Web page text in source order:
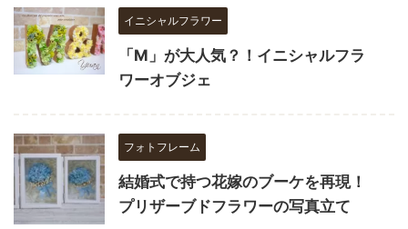
イニシャルフラワー
「M」が大人気？！イニシャルフラ
ワーオブジェ
フォトフレーム
結婚式で持つ花嫁のブーケを再現！
プリザーブドフラワーの写真立て